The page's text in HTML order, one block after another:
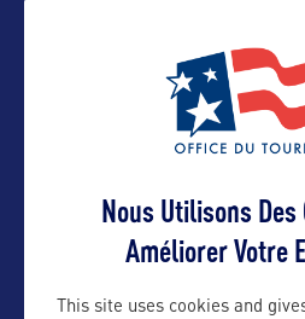
Nous Utilisons
Améliorer Votre
This site uses cookies and